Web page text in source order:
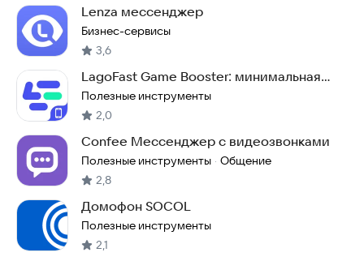
Lenza мессенджер
Бизнес-сервисы
3,6
LagoFast Game Booster: минимальная
задержка
Полезные инструменты
2,0
Confee Мессенджер с видеозвонками
Полезные инструменты · Общение
2,8
Домофон SOCOL
Полезные инструменты
2,1